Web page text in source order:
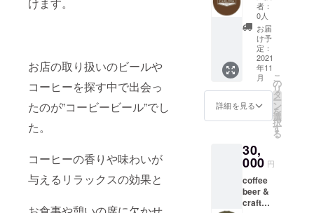
お店の取り扱いのビールや
コーヒーを探す中で出会っ
たのが”コービービール”でし
た。
コーヒーの香りや味わいが
与えるリラックスの効果と
択は出
来ませ
んので
予めご
了承く
ださ
い。 ◆
サイズ
（Lサイ
ズ） 身
55cm・
肩幅
袖丈
22cm
VAオリ
ジナル
コー
ヒー
ビール
煌～
kira
～ 4本
CARLO
VAオリ
ジナル
コース
ター2
枚 オ
リジナ
ルレ
ギュ
者：
0人
お届
け予
定：
2021
年11
月
詳細を見る
こ
の
リ
タ
ー
ン
を
選
択
す
る
30,
000 円
coffee
beer &
craftbe